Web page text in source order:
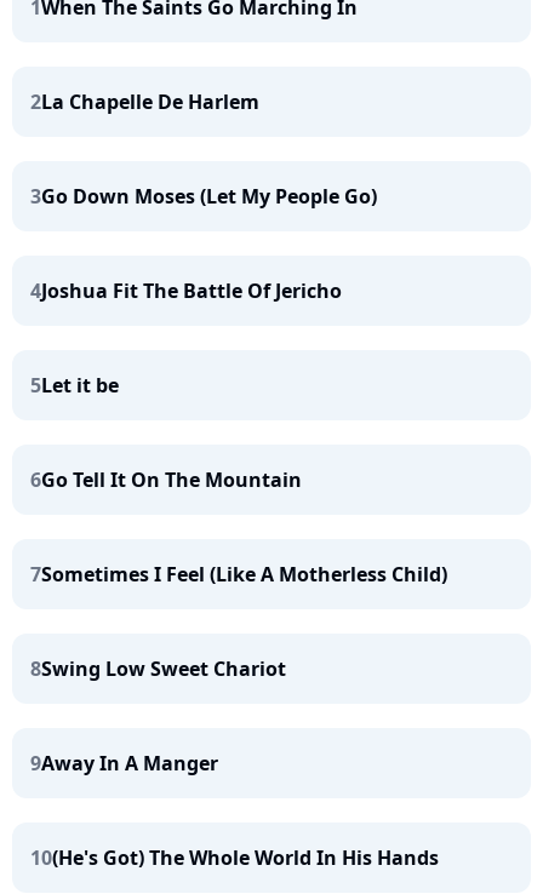
1When The Saints Go Marching In
2La Chapelle De Harlem
3Go Down Moses (Let My People Go)
4Joshua Fit The Battle Of Jericho
5Let it be
6Go Tell It On The Mountain
7Sometimes I Feel (Like A Motherless Child)
8Swing Low Sweet Chariot
9Away In A Manger
10(He's Got) The Whole World In His Hands